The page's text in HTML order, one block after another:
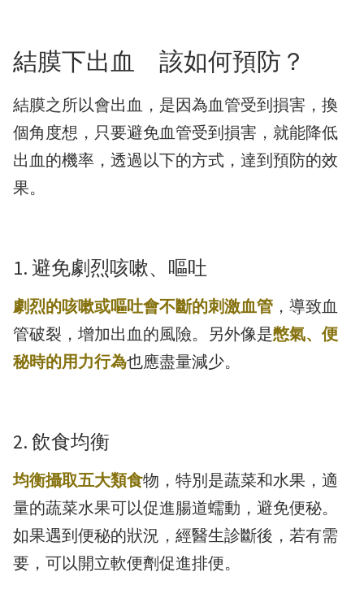
結膜下出血 該如何預防？
結膜之所以會出血，是因為血管受到損害，換
個角度想，只要避免血管受到損害，就能降低
出血的機率，透過以下的方式，達到預防的效
果。
1. 避免劇烈咳嗽、嘔吐
劇烈的咳嗽或嘔吐會不斷的刺激血管 ，導致血
管破裂，增加出血的風險。另外像是憋氣、便
秘時的用力行為也應盡量減少。
2. 飲食均衡
均衡攝取五大類食物，特別是蔬菜和水果，適
量的蔬菜水果可以促進腸道蠕動，避免便秘。
如果遇到便秘的狀況，經醫生診斷後，若有需
要，可以開立軟便劑促進排便。